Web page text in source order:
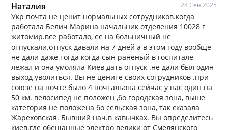
Наталия 28 Сен 2025
Укр почта не ценит нормальных сотрудников.когда
работала Белич Марина начальник отделения 10028 г
житомир.все работало, ее на больничный не
отпускали.отпуск давали на 7 дней а в этом году вообще
не дали даже тогда когда сын раненый в госпитале
лежал и она умоляла Киев дать отпуск .не дали был один
выход уволиться. Вы не цените своих сотрудников .при
союзе на почте было 4 почтальона сейчас у нас один на
50 км. велосипед не положен ,бо городская зона, выше
категория не положена бо сельская зона, так сказала
Жареховская. Бывший нач.в кавычках. Вы определитесь
киев.где обещанные электро велики от Смелянского